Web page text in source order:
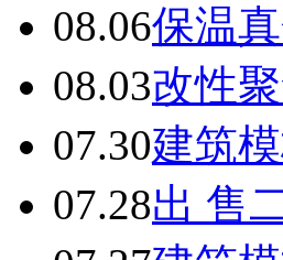
08.06保温
08.03改性
07.30建筑
07.28出 售